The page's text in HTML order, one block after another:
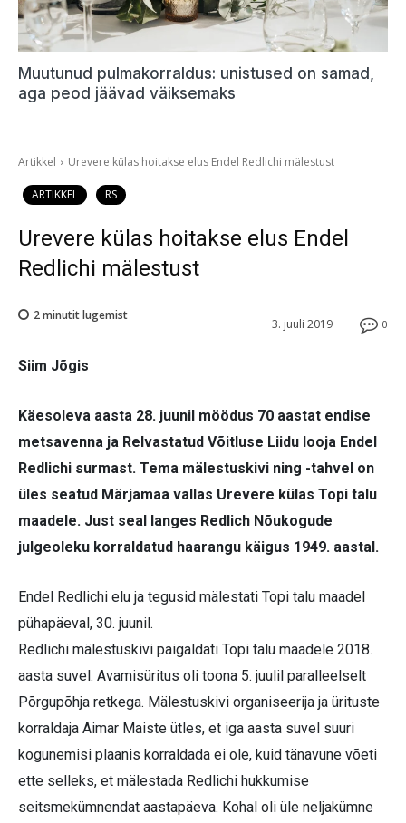
Muutunud pulmakorraldus: unistused on samad,
aga peod jäävad väiksemaks